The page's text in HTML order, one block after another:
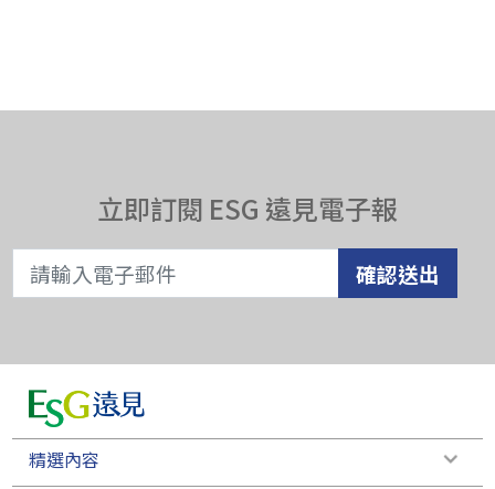
立即訂閱 ESG 遠見電子報
確認送出
精選內容